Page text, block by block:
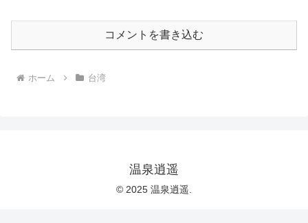
コメントを書き込む
ホーム 台湾
温泉逍遥
© 2025 温泉逍遥.